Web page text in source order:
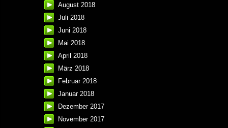
August 2018
Juli 2018
Juni 2018
Mai 2018
April 2018
März 2018
Februar 2018
Januar 2018
Dezember 2017
November 2017